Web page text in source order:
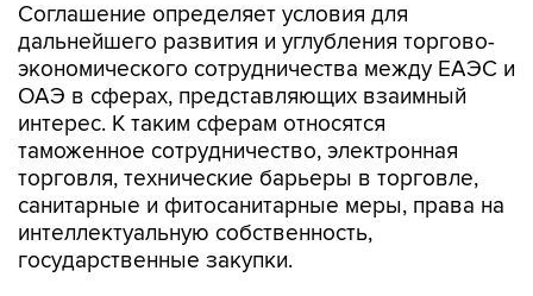
Соглашение определяет условия для
дальнейшего развития и углубления торгово-
экономического сотрудничества между ЕАЭС и
ОАЭ в сферах, представляющих взаимный
интерес. К таким сферам относятся
таможенное сотрудничество, электронная
торговля, технические барьеры в торговле,
санитарные и фитосанитарные меры, права на
интеллектуальную собственность,
государственные закупки.